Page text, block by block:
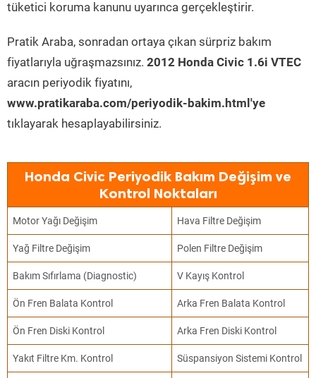
tüketici koruma kanunu uyarınca gerçekleştirir.
Pratik Araba, sonradan ortaya çıkan sürpriz bakım
fiyatlarıyla uğraşmazsınız. 2012 Honda Civic 1.6i VTEC
aracın periyodik fiyatını,
www.pratikaraba.com/periyodik-bakim.html'ye
tıklayarak hesaplayabilirsiniz.
Honda Civic Periyodik Bakım Değişim ve
Kontrol Noktaları
Motor Yağı Değişim Hava Filtre Değişim
Yağ Filtre Değişim Polen Filtre Değişim
Bakım Sıfırlama (Diagnostic) V Kayış Kontrol
Ön Fren Balata Kontrol Arka Fren Balata Kontrol
Ön Fren Diski Kontrol Arka Fren Diski Kontrol
Yakıt Filtre Km. Kontrol Süspansiyon Sistemi Kontrol